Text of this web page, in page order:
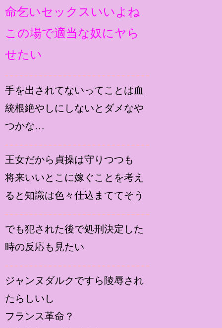
命乞いセックスいいよね
この場で適当な奴にヤら
せたい
手を出されてないってことは血
統根絶やしにしないとダメなや
つかな…
王女だから貞操は守りつつも
将来いいとこに嫁ぐことを考え
ると知識は色々仕込まててそう
でも犯された後で処刑決定した
時の反応も見たい
ジャンヌダルクですら陵辱され
たらしいし
フランス革命？